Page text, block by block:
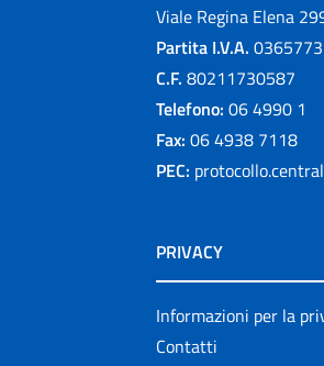
Viale Regina Elena
Partita I.V.A.
C.F. 80211730587
Telefono: 06 4990 1
Fax: 06 4938 7118
PEC:
PRIVACY
Informazioni per la
Contatti